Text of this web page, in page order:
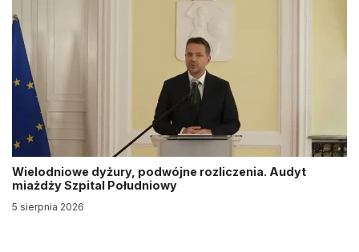
Wielodniowe dyżury, podwójne rozliczenia. Audyt
miażdży Szpital Południowy
5 sierpnia 2026